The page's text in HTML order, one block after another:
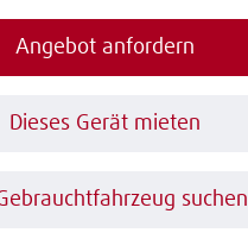
Angebot anfordern
Dieses Gerät mieten
suchen